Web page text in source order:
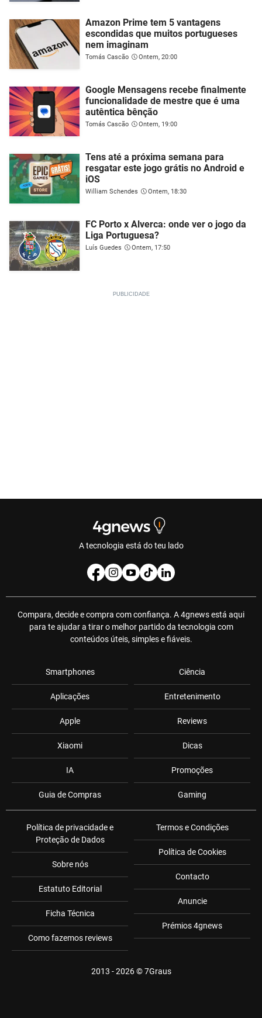
Amazon Prime tem 5 vantagens
escondidas que muitos portugueses
nem imaginam
Tomás Cascão Ontem, 20:00
Google Mensagens recebe finalmente
funcionalidade de mestre que é uma
autêntica bênção
Tomás Cascão Ontem, 19:00
Tens até a próxima semana para
resgatar este jogo grátis no Android e
iOS
William Schendes Ontem, 18:30
FC Porto x Alverca: onde ver o jogo da
Liga Portuguesa?
Luís Guedes Ontem, 17:50
A tecnologia está do teu lado
Compara, decide e compra com confiança. A 4gnews está aqui
para te ajudar a tirar o melhor partido da tecnologia com
conteúdos úteis, simples e fiáveis.
Smartphones
Aplicações
Apple
Xiaomi
IA
Guia de Compras
Ciência
Entretenimento
Reviews
Dicas
Promoções
Gaming
Política de privacidade e
Proteção de Dados
Sobre nós
Estatuto Editorial
Ficha Técnica
Como fazemos reviews
Termos e Condições
Política de Cookies
Contacto
Anuncie
Prémios 4gnews
2013 - 2026 ©7Graus